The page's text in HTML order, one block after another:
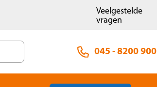
Veelgestelde
vragen
045 - 8200 900